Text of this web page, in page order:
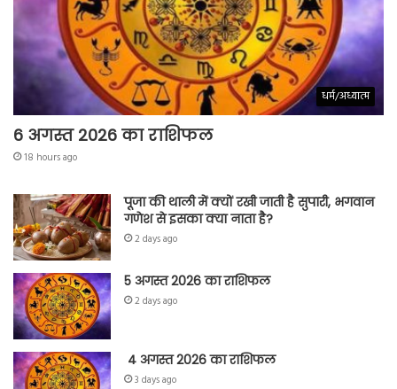
धर्म/अध्यात्म
6 अगस्त 2026 का राशिफल
18 hours ago
पूजा की थाली में क्यों रखी जाती है सुपारी, भगवान
गणेश से इसका क्या नाता है?
2 days ago
5 अगस्त 2026 का राशिफल
2 days ago
4 अगस्त 2026 का राशिफल
3 days ago